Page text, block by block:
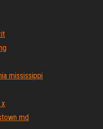
mississippi
md